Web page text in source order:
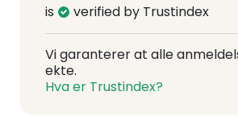
is verified by Trustindex
Vi garanterer at alle
ekte.
Hva er Trustindex?